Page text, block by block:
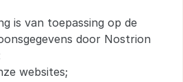
is van toepassing op de
door Nostrion
websites;